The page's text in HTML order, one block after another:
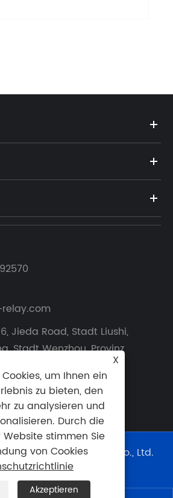
Jieda Road, Stadt Liushi,
Stadt Wenzhou, Provinz
Yueqing Face Electric Co., Ltd.
vorbehalten.
Sitemap | RSS | XML
X
um Ihnen ein
zu bieten, den
zu analysieren und
Durch die
stimmen Sie
von Cookies
Akzeptieren